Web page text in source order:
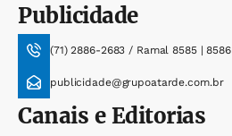
Publicidade
(71) 2886-2683 / Ramal 8585 | 8586
publicidade@grupoatarde.com.br
Canais e Editorias